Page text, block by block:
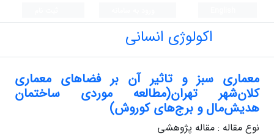
اکولوژی انسانی
معماری سبز و تاثیر آن بر فضاهای معماری
کلان‌شهر تهران(مطالعه موردی ساختمان
هدیش‌مال و برج‌های کوروش)
نوع مقاله : مقاله پژوهشی